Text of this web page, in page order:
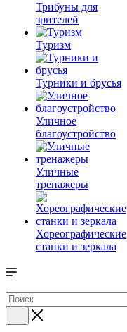
Трибуны для
зрителей
Туризм
Турники и брусья
Уличное
благоустройство
Уличные
тренажеры
Хореографические
станки и зеркала